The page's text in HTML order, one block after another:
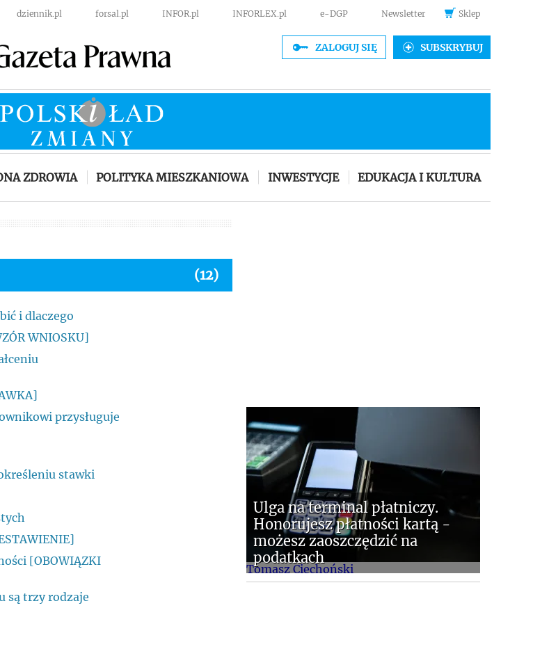
dziennik.pl forsal.pl INFOR.pl INFORLEX.pl e-DGP Newsletter Sklep
ZALOGUJ SIĘ SUBSKRYBUJ
ZDROWIA POLITYKA MIESZKANIOWA INWESTYCJE EDUKACJA I KULTURA
(12)
i dlaczego
WNIOSKU]
przysługuje
stawki
[OBOWIĄZKI
są trzy rodzaje
Tomasz Ciechoński
Ulga na terminal płatniczy.
Honorujesz płatności kartą -
możesz zaoszczędzić na
podatkach